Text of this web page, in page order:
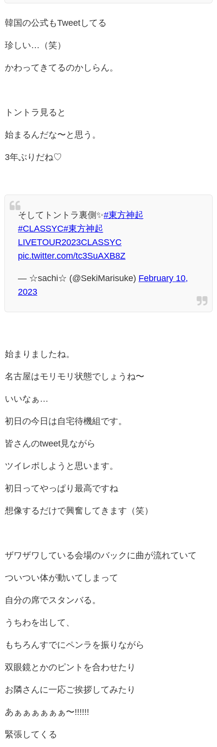
韓国の公式もTweetしてる
珍しい…（笑）
かわってきてるのかしらん。
トントラ見ると
始まるんだな〜と思う。
3年ぶりだね♡
そしてトントラ裏側✨#東方神起
#CLASSYC#東方神起
LIVETOUR2023CLASSYC
pic.twitter.com/tc3SuAXB8Z
— ☆sachi☆ (@SekiMarisuke) February 10,
2023
始まりましたね。
名古屋はモリモリ状態でしょうね〜
いいなぁ…
初日の今日は自宅待機組です。
皆さんのtweet見ながら
ツイレポしようと思います。
初日ってやっぱり最高ですね
想像するだけで興奮してきます（笑）
ザワザワしている会場のバックに曲が流れていて
ついつい体が動いてしまって
自分の席でスタンバる。
うちわを出して、
もちろんすでにペンラを振りながら
双眼鏡とかのピントを合わせたり
お隣さんに一応ご挨拶してみたり
あぁぁぁぁぁぁ〜!!!!!!
緊張してくる